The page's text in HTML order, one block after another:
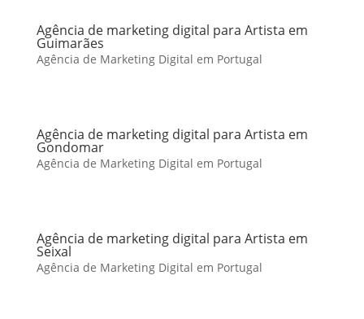
Agência de marketing digital para Artista em
Guimarães
Agência de Marketing Digital em Portugal
Agência de marketing digital para Artista em
Gondomar
Agência de Marketing Digital em Portugal
Agência de marketing digital para Artista em
Seixal
Agência de Marketing Digital em Portugal